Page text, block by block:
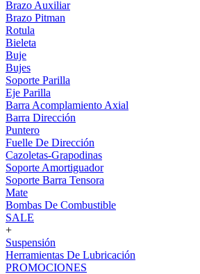
Brazo Auxiliar
Brazo Pitman
Rotula
Bieleta
Buje
Bujes
Soporte Parilla
Eje Parilla
Barra Acomplamiento Axial
Barra Dirección
Puntero
Fuelle De Dirección
Cazoletas-Grapodinas
Soporte Amortiguador
Soporte Barra Tensora
Mate
Bombas De Combustible
SALE
+
Suspensión
Herramientas De Lubricación
PROMOCIONES